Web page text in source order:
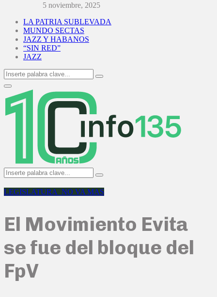
5 noviembre, 2025
LA PATRIA SUBLEVADA
MUNDO SECTAS
JAZZ Y HABANOS
“SIN RED”
JAZZ
Search
for:
Search
Primary
Menu
Search
for:
Search
LEGISLATURA_NO VA MAS
El Movimiento Evita
se fue del bloque del
FpV